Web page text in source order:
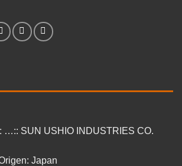
…:: SUN USHIO INDUSTRIES CO.
Japan